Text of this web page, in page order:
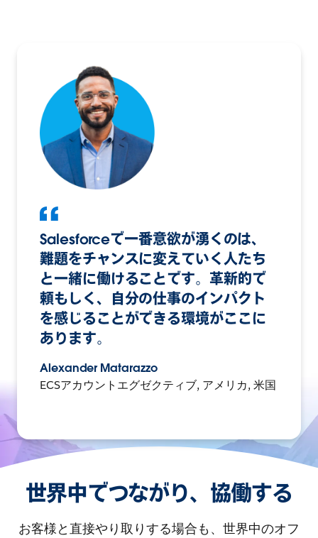
Salesforceで一番意欲が湧くのは、
難題をチャンスに変えていく人たち
と一緒に働けることです。革新的で
頼もしく、自分の仕事のインパクト
を感じることができる環境がここに
あります。
Alexander Matarazzo
ECSアカウントエグゼクティブ, アメリカ, 米国
世界中でつながり、協働する
お客様と直接やり取りする場合も、世界中のオフ